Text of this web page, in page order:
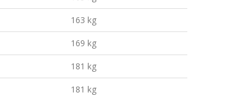
163 kg
169 kg
181 kg
181 kg